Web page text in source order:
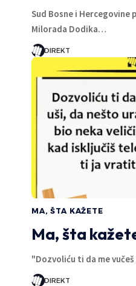
Sud Bosne i Hercegovine
Milorada Dodika…
DIREKT
MA, ŠTA KAŽETE
Ma, šta
"Dozvoliću ti da me
DIREKT